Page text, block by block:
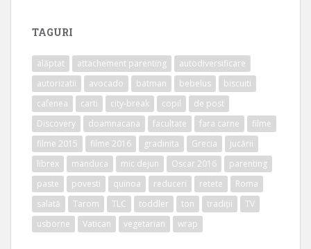
TAGURI
alăptat attachement parenting
autodiversificare
autorizatii
avocado batman bebelus
biscuiti
cafenea
carti city-break copil
de post
Discovery
doamnacana facultate fara carne
filme
filme 2015
filme 2016 gradinita Grecia
jucării
librex
manduca mic dejun Oscar 2016
parenting
paste
povesti quinoa reduceri retete
Roma
salată
Tarom TLC toddler ton tradiții
TV
usborne
Vatican vegetarian wrap